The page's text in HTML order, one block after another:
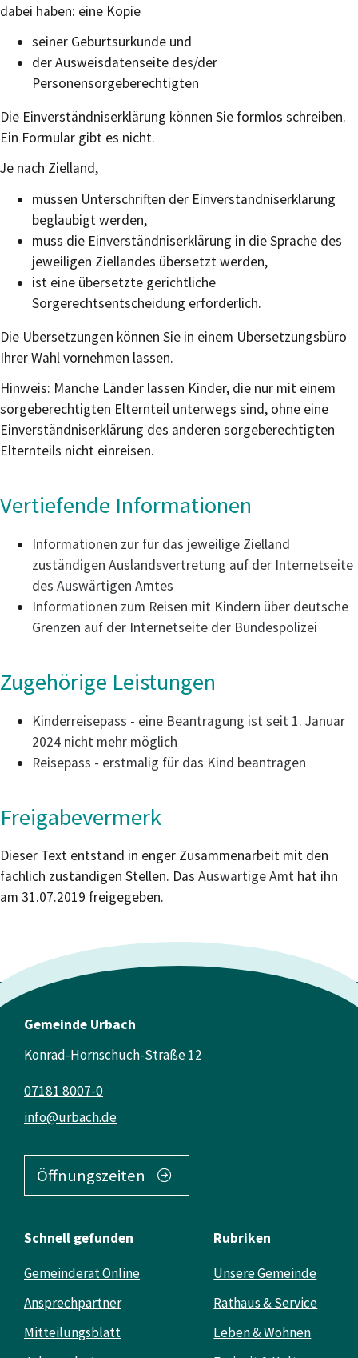
dabei haben: eine Kopie
seiner Geburtsurkunde und
der Ausweisdatenseite des/der
Personensorgeberechtigten
Die Einverständniserklärung können Sie formlos schreiben.
Ein Formular gibt es nicht.
Je nach Zielland,
müssen Unterschriften der Einverständniserklärung
beglaubigt werden,
muss die Einverständniserklärung in die Sprache des
jeweiligen Ziellandes übersetzt werden,
ist eine übersetzte gerichtliche
Sorgerechtsentscheidung erforderlich.
Die Übersetzungen können Sie in einem Übersetzungsbüro
Ihrer Wahl vornehmen lassen.
Hinweis: Manche Länder lassen Kinder, die nur mit einem
sorgeberechtigten Elternteil unterwegs sind, ohne eine
Einverständniserklärung des anderen sorgeberechtigten
Elternteils nicht einreisen.
Vertiefende Informationen
Informationen zur für das jeweilige Zielland
zuständigen Auslandsvertretung auf der Internetseite
des Auswärtigen Amtes
Informationen zum Reisen mit Kindern über deutsche
Grenzen auf der Internetseite der Bundespolizei
Zugehörige Leistungen
Kinderreisepass - eine Beantragung ist seit 1. Januar
2024 nicht mehr möglich
Reisepass - erstmalig für das Kind beantragen
Freigabevermerk
Dieser Text entstand in enger Zusammenarbeit mit den
fachlich zuständigen Stellen. Das Auswärtige Amt hat ihn
am 31.07.2019 freigegeben.
Gemeinde Urbach
Konrad-Hornschuch-Straße 12
info@urbach.de
07181 8007-0
Öffnungszeiten
Schnell gefunden
Gemeinderat Online
Ansprechpartner
Mitteilungsblatt
Rubriken
Unsere Gemeinde
Rathaus & Service
Leben & Wohnen